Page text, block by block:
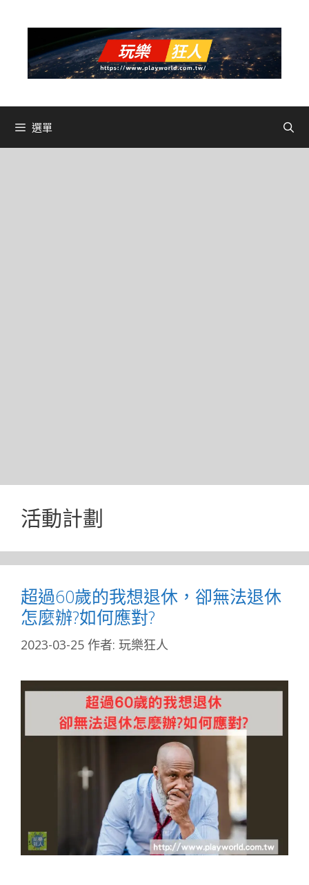
選單
活動計劃
超過60歲的我想退休，卻無法退休
怎麼辦?如何應對?
2023-03-25 作者: 玩樂狂人